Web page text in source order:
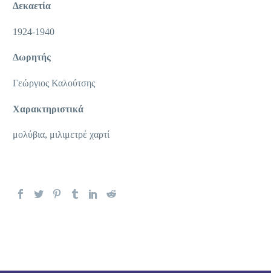
Δεκαετία
1924-1940
Δωρητής
Γεώργιος Καλούτσης
Χαρακτηριστικά
μολύβια, μιλιμετρέ χαρτί